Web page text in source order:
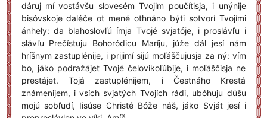
dáruj mí vostávšu slovesém Tvojim poučítisja, i unýnije
bisóvskoje daléče ot mené othnáno býti sotvorí Tvojími
ánhely: da blahoslovľú ímja Tvojé svjatóje, i proslávľu i
slávľu Prečístuju Bohoródicu Maríju, júže dál jesí nám
hríšnym zastuplénije, i prijimí sijú moľáščujusja za ný: vím
bo, jáko podražájet Tvojé čelovikoľúbije, i moľáščisja ne
prestájet. Tojá zastuplénijem, i Čestnáho Krestá
známenijem, i vsích svjatých Tvojích rádi, ubóhuju dúšu
mojú sobľudí, Iisúse Christé Bóže náš, jáko Svját jesí i